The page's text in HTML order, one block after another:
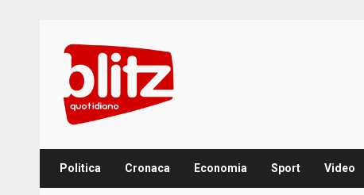
content
Politica Cronaca Economia Sport Video